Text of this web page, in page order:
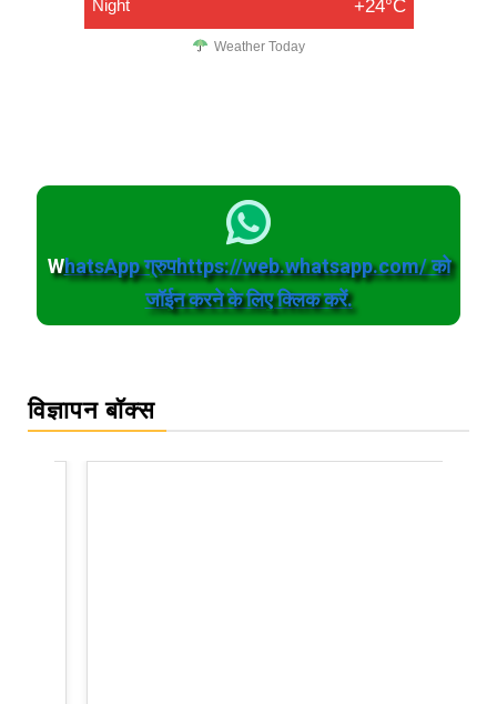
Night +24°C
Weather Today
WhatsApp ग्रुपhttps://web.whatsapp.com/ को
जॉईन करने के लिए क्लिक करें.
विज्ञापन बॉक्स